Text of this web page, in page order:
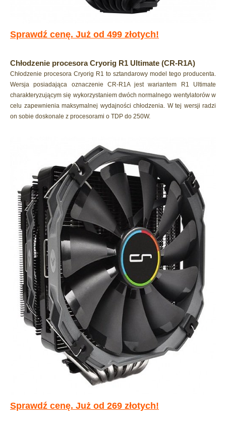
Sprawdź cenę. Już od 499 złotych!
Chłodzenie procesora Cryorig R1 Ultimate (CR-R1A)
Chłodzenie procesora Cryorig R1 to sztandarowy model tego producenta.
Wersja posiadająca oznaczenie CR-R1A jest wariantem R1 Ultimate
charakteryzującym się wykorzystaniem dwóch normalnego wentylatorów w
celu zapewnienia maksymalnej wydajności chłodzenia. W tej wersji radzi
on sobie doskonale z procesorami o TDP do 250W.
Sprawdź cenę. Już od 269 złotych!